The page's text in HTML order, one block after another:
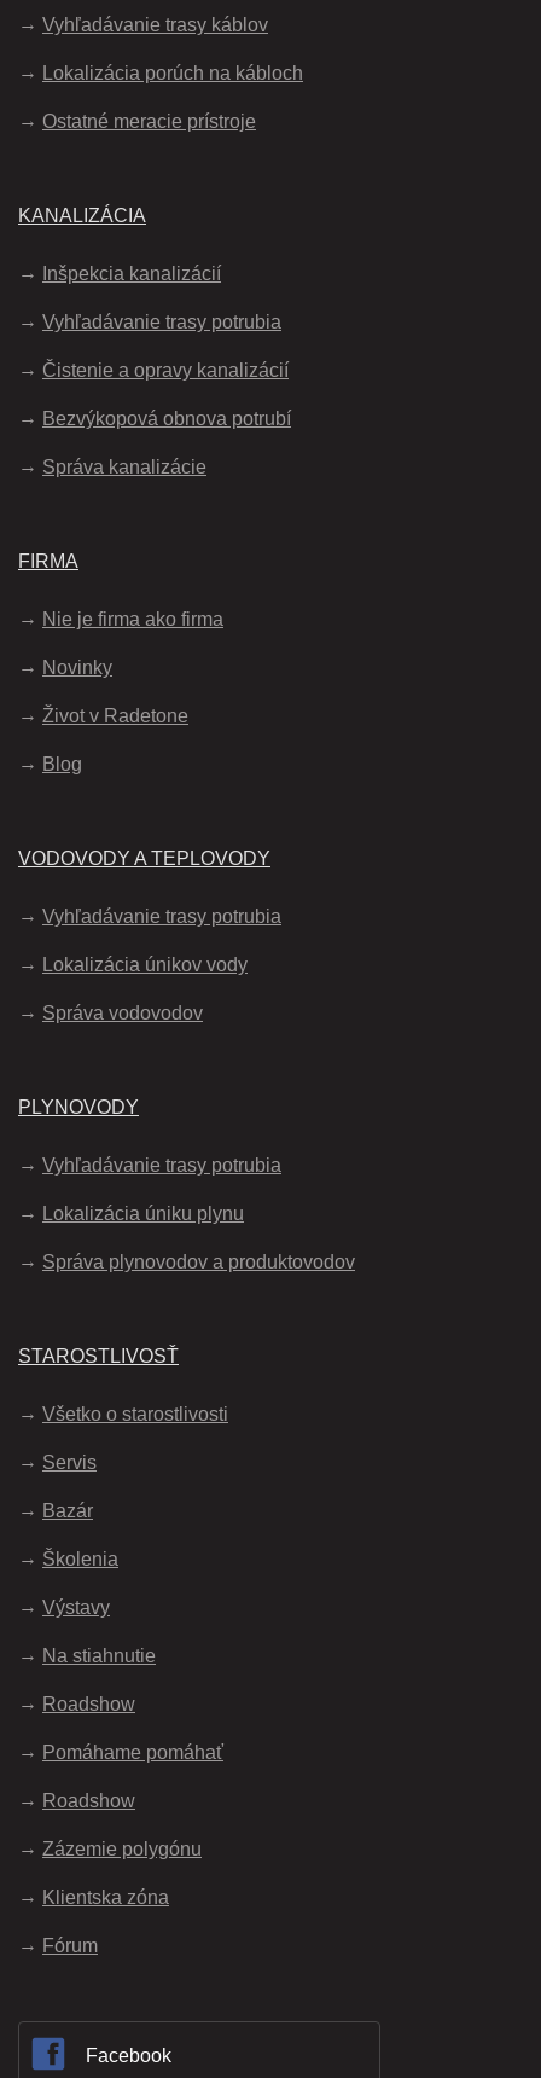
Vyhľadávanie trasy káblov
Lokalizácia porúch na kábloch
Ostatné meracie prístroje
KANALIZÁCIA
Inšpekcia kanalizácií
Vyhľadávanie trasy potrubia
Čistenie a opravy kanalizácií
Bezvýkopová obnova potrubí
Správa kanalizácie
FIRMA
Nie je firma ako firma
Novinky
Život v Radetone
Blog
VODOVODY A TEPLOVODY
Vyhľadávanie trasy potrubia
Lokalizácia únikov vody
Správa vodovodov
PLYNOVODY
Vyhľadávanie trasy potrubia
Lokalizácia úniku plynu
Správa plynovodov a produktovodov
STAROSTLIVOSŤ
Všetko o starostlivosti
Servis
Bazár
Školenia
Výstavy
Na stiahnutie
Roadshow
Pomáhame pomáhať
Roadshow
Zázemie polygónu
Klientska zóna
Fórum
Facebook